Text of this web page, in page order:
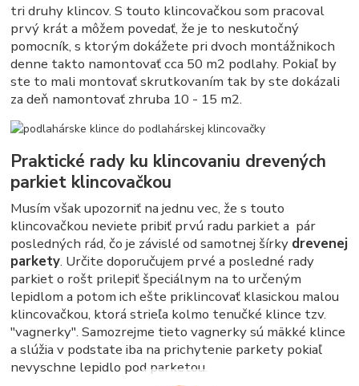
tri druhy klincov. S touto klincovačkou som pracoval
prvý krát a môžem povedať, že je to neskutočný
pomocník, s ktorým dokážete pri dvoch montážnikoch
denne takto namontovať cca 50 m2 podlahy. Pokiaľ by
ste to mali montovať skrutkovaním tak by ste dokázali
za deň namontovať zhruba 10 - 15 m2.
Praktické rady ku klincovaniu drevených
parkiet klincovačkou
Musím však upozorniť na jednu vec, že s touto
klincovačkou neviete pribiť prvú radu parkiet a pár
posledných rád, čo je závislé od samotnej šírky drevenej
parkety. Určite doporučujem prvé a posledné rady
parkiet o rošt prilepiť špeciálnym na to určeným
lepidlom a potom ich ešte priklincovať klasickou malou
klincovačkou, ktorá strieľa kolmo tenučké klince tzv.
"vagnerky". Samozrejme tieto vagnerky sú mäkké klince
a slúžia v podstate iba na prichytenie parkety pokiaľ
nevyschne lepidlo pod parketou.